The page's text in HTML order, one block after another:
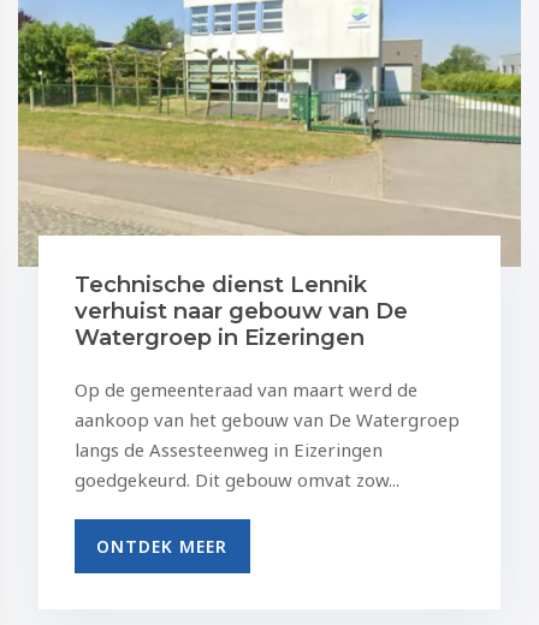
Technische dienst Lennik
verhuist naar gebouw van De
Watergroep in Eizeringen
Op de gemeenteraad van maart werd de
aankoop van het gebouw van De Watergroep
langs de Assesteenweg in Eizeringen
goedgekeurd. Dit gebouw omvat zow...
ONTDEK MEER